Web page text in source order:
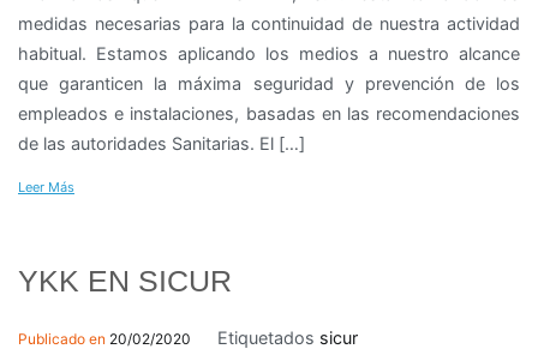
medidas necesarias para la continuidad de nuestra actividad
habitual. Estamos aplicando los medios a nuestro alcance
que garanticen la máxima seguridad y prevención de los
empleados e instalaciones, basadas en las recomendaciones
de las autoridades Sanitarias. El […]
Leer Más
YKK EN SICUR
Publicado en 20/02/2020 Etiquetados sicur